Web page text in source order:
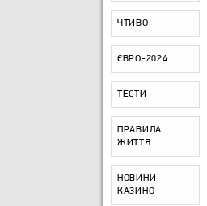
ЧТИВО
ЄВРО-2024
ТЕСТИ
ПРАВИЛА
ЖИТТЯ
НОВИНИ
КАЗИНО